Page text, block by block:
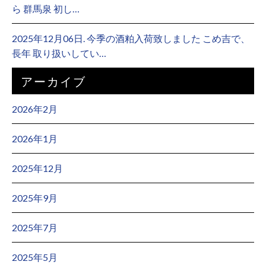
ら 群馬泉 初し…
2025年12月06日. 今季の酒粕入荷致しました こめ吉で、
長年 取り扱いしてい…
アーカイブ
2026年2月
2026年1月
2025年12月
2025年9月
2025年7月
2025年5月